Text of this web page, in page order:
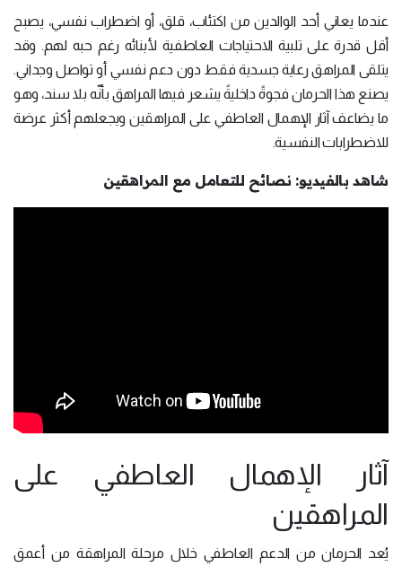
عندما يعاني أحد الوالدين من اكتئاب، قلق، أو اضطراب نفسي، يصبح
أقل قدرة على تلبية الاحتياجات العاطفية لأبنائه رغم حبه لهم. وقد
يتلقى المراهق رعاية جسدية فقط دون دعم نفسي أو تواصل وجداني.
يصنع هذا الحرمان فجوةً داخليةً يشعر فيها المراهق بأنّه بلا سند، وهو
ما يضاعف آثار الإهمال العاطفي على المراهقين ويجعلهم أكثر عرضة
للاضطرابات النفسية.
شاهد بالفيديو: نصائح للتعامل مع المراهقين
آثار الإهمال العاطفي على
المراهقين
يُعد الحرمان من الدعم العاطفي خلال مرحلة المراهقة من أعمق